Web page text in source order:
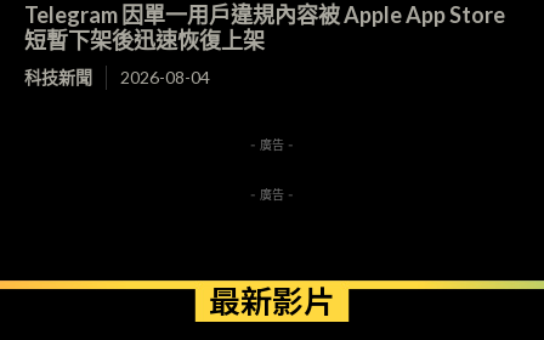
Telegram 因單一用戶違規內容被 Apple App Store
短暫下架後迅速恢復上架
科技新聞 2026-08-04
- 廣告 -
- 廣告 -
最新影片